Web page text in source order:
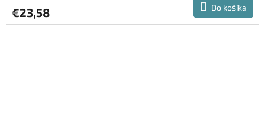
€23,58 Do košíka